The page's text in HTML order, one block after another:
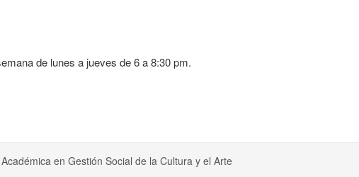
de lunes a jueves de 6 a 8:30 pm.
en Gestión Social de la Cultura y el Arte